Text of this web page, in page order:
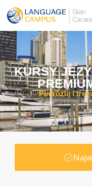
KURSY
Podróżuj i